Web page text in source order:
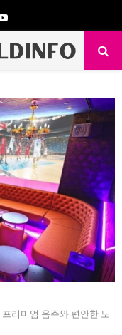
Youtube
리미엄 음주와 편안한 노